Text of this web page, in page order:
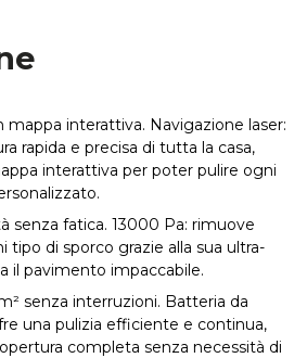
mappa interattiva. Navigazione laser:
rapida e precisa di tutta la casa,
interattiva per poter pulire ogni
senza fatica. 13000 Pa: rimuove
tipo di sporco grazie alla sua ultra-
il pavimento impaccabile.
senza interruzioni. Batteria da
una pulizia efficiente e continua,
completa senza necessità di